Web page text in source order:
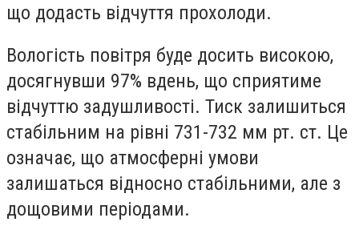
що додасть відчуття прохолоди.
Вологість повітря буде досить високою,
досягнувши 97% вдень, що сприятиме
відчуттю задушливості. Тиск залишиться
стабільним на рівні 731-732 мм рт. ст. Це
означає, що атмосферні умови
залишаться відносно стабільними, але з
дощовими періодами.